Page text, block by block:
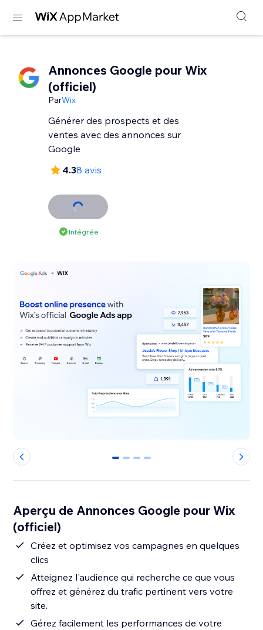
Annonces Google pour Wix
(officiel)
ParWix
Générer des prospects et des
ventes avec des annonces sur
Google
4.38 avis
Intégrée
0 1 2 3
Aperçu de Annonces Google pour Wix
(officiel)
Créez et optimisez vos campagnes en quelques
clics
Atteignez l'audience qui recherche ce que vous
offrez et générez du trafic pertinent vers votre
site.
Gérez facilement les performances de votre